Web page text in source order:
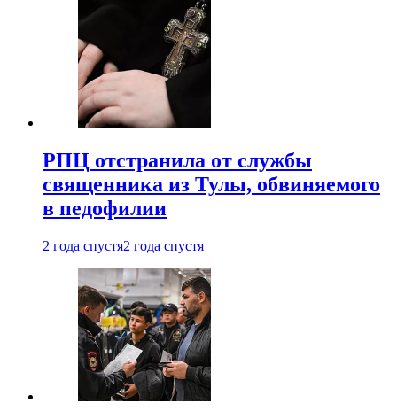
РПЦ отстранила от службы
священника из Тулы, обвиняемого
в педофилии
2 года спустя2 года спустя